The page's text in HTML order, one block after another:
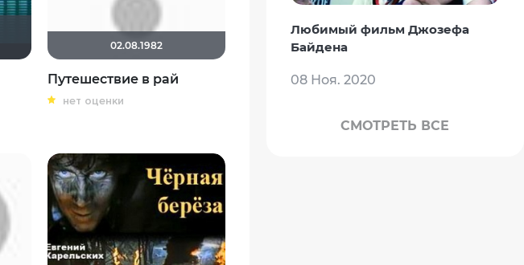
02.08.1982
Путешествие в рай
нет оценки
Любимый фильм Джозефа
Байдена
08 Ноя. 2020
СМОТРЕТЬ ВСЕ